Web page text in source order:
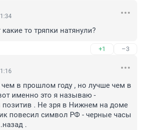
то тряпки натянули?
+1 –3
чем в прошлом году , но лучше чем в
именно это я называю -
позитив . Не зря в Нижнем на доме
повесил символ РФ - черные часы
.